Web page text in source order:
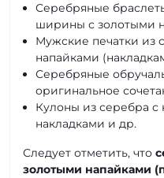
Серебряные
ширины с золотыми
Мужские печатки из
напайками
Серебряные
оригинальное
Кулоны из серебра
накладками и др.
Следует отметить, что
золотыми напайками